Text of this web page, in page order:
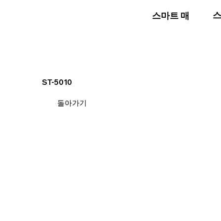
스마트 매장
ST-5010
돌아가기